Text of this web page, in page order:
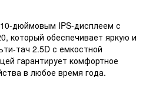
дюймовым IPS-дисплеем с
который обеспечивает яркую и
тач 2.5D с емкостной
гарантирует комфортное
в любое время года.